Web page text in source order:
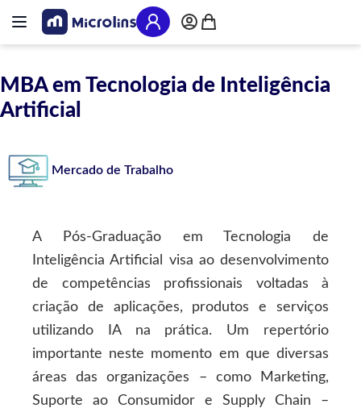
Pular para o conteúdo
Alternar Nav
Meu Carrinho
Mercado de Trabalho
A Pós-Graduação em Tecnologia de
Inteligência Artificial visa ao desenvolvimento
de competências profissionais voltadas à
criação de aplicações, produtos e serviços
utilizando IA na prática. Um repertório
importante neste momento em que diversas
áreas das organizações – como Marketing,
Suporte ao Consumidor e Supply Chain –
MBA em Tecnologia de Inteligência
Artificial